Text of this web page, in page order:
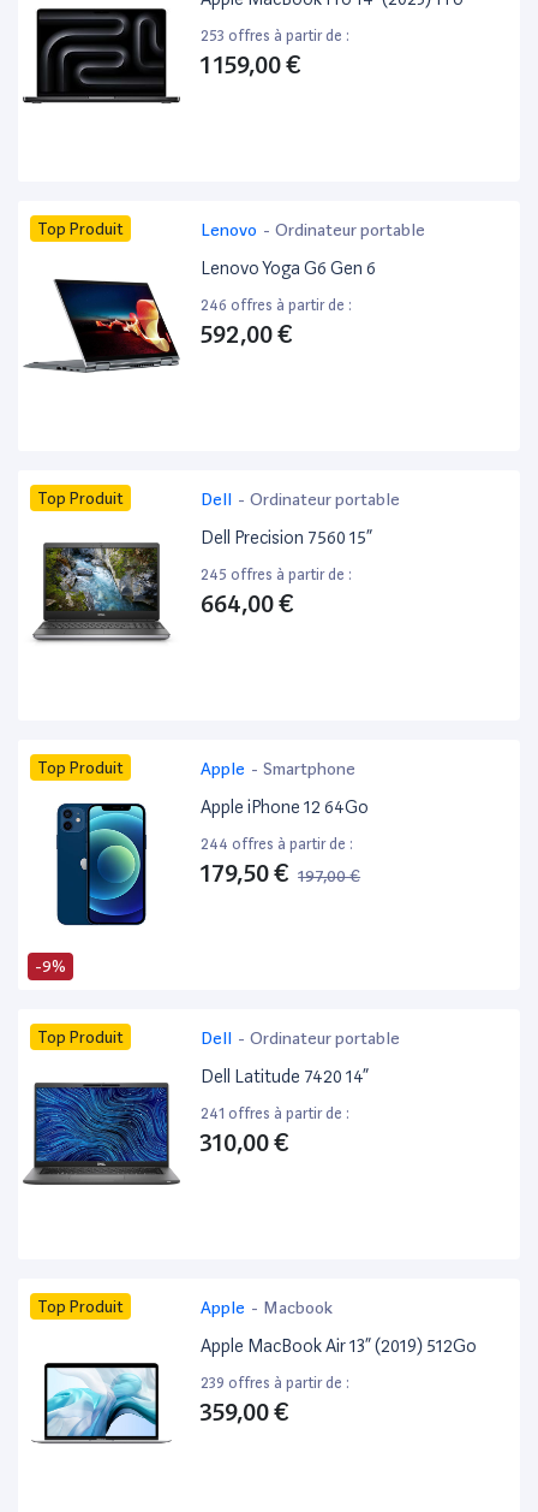
253 offres à partir de :
1 159,00 €
Top Produit Lenovo - Ordinateur portable
Lenovo Yoga G6 Gen 6
246 offres à partir de :
592,00 €
Top Produit Dell - Ordinateur portable
Dell Precision 7560 15”
245 offres à partir de :
664,00 €
-9%
Top Produit Apple - Smartphone
Apple iPhone 12 64Go
244 offres à partir de :
179,50 € 197,00 €
Top Produit Dell - Ordinateur portable
Dell Latitude 7420 14”
241 offres à partir de :
310,00 €
Top Produit Apple - Macbook
Apple MacBook Air 13” (2019) 512Go
239 offres à partir de :
359,00 €